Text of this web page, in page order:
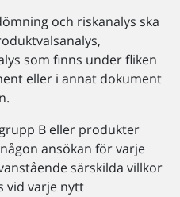
och riskanalys ska
som finns under fliken
eller i annat dokument
B eller produkter
ansökan för varje
särskilda villkor
vid varje nytt